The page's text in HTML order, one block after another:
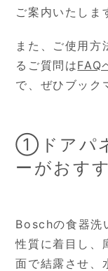
ご案内いたしま
また、ご使用方
るご質問はFAQ
で、ぜひブック
①ドアパ
ーがおす
Boschの食器洗
性質に着目し、
面で結露させ、